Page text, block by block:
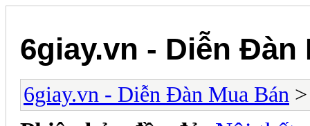
6giay.vn - Diễn Đàn
6giay.vn - Diễn Đàn Mua Bán